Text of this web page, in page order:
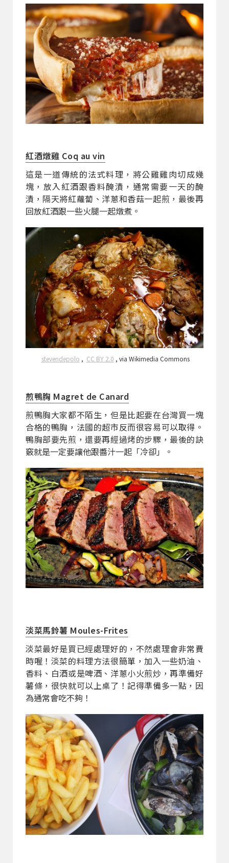
紅酒燉雞 Coq au vin
這是一道傳統的法式料理，將公雞雞肉切成幾
塊，放入紅酒跟香料醃漬，通常需要一天的醃
漬，隔天將紅蘿蔔、洋蔥和香菇一起煎，最後再
回放紅酒跟一些火腿一起燉煮。
stevendepolo , CC BY 2.0 , via Wikimedia Commons
煎鴨胸 Magret de Canard
煎鴨胸大家都不陌生，但是比起要在台灣買一塊
合格的鴨胸，法國的超市反而很容易可以取得。
鴨胸部要先煎，還要再經過烤的步驟，最後的訣
竅就是一定要讓他跟醬汁一起「冷卻」。
淡菜馬鈴薯 Moules-Frites
淡菜最好是買已經處理好的，不然處理會非常費
時喔！淡菜的料理方法很簡單，加入一些奶油、
香料、白酒或是啤酒、洋蔥小火煎炒，再準備好
薯條，很快就可以上桌了！記得準備多一點，因
為通常會吃不夠！